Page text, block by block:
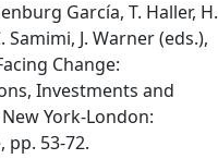
García, T. Haller, H.
Samimi, J. Warner (eds.),
Change:
Investments and
York-London:
pp. 53-72.